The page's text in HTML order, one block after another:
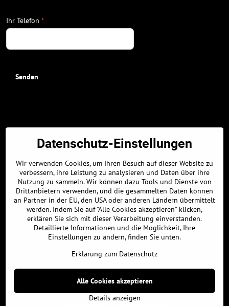
Ihr Telefon *
Senden
GPS-Koordinaten:
48.326896463, 17.304309011
48° 19' 36.8272672" N
17° 18' 15.5124378" E
Parkplatz :
GPS-Koordinaten:
48.326639661, 17.304968834
48° 19' 35.902778" N
17° 18' 17.8878021" E
© 2026Urheberrecht
Datenschutz-EinstellungenErklärung zum Datenschutz
Website erstellt mit:BiznisWeb.sk
Datenschutz-Einstellungen
Wir verwenden Cookies, um Ihren Besuch auf dieser Website zu
verbessern, ihre Leistung zu analysieren und Daten über ihre
Nutzung zu sammeln. Wir können dazu Tools und Dienste von
Drittanbietern verwenden, und die gesammelten Daten können
an Partner in der EU, den USA oder anderen Ländern übermittelt
werden. Indem Sie auf "Alle Cookies akzeptieren" klicken,
erklären Sie sich mit dieser Verarbeitung einverstanden.
Detaillierte Informationen und die Möglichkeit, Ihre
Einstellungen zu ändern, finden Sie unten.
Erklärung zum Datenschutz
Details anzeigen
Alle Cookies akzeptieren